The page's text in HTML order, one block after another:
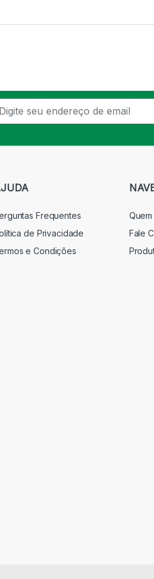
Frequentes
de Privacidade
e Condições
Fale